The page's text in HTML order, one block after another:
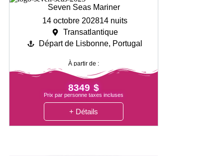
Seven Seas Mariner
14 octobre 202814 nuits
Transatlantique
Départ de Lisbonne, Portugal
À partir de :
8349 $
Prix par personne taxes incluses
+ Détails